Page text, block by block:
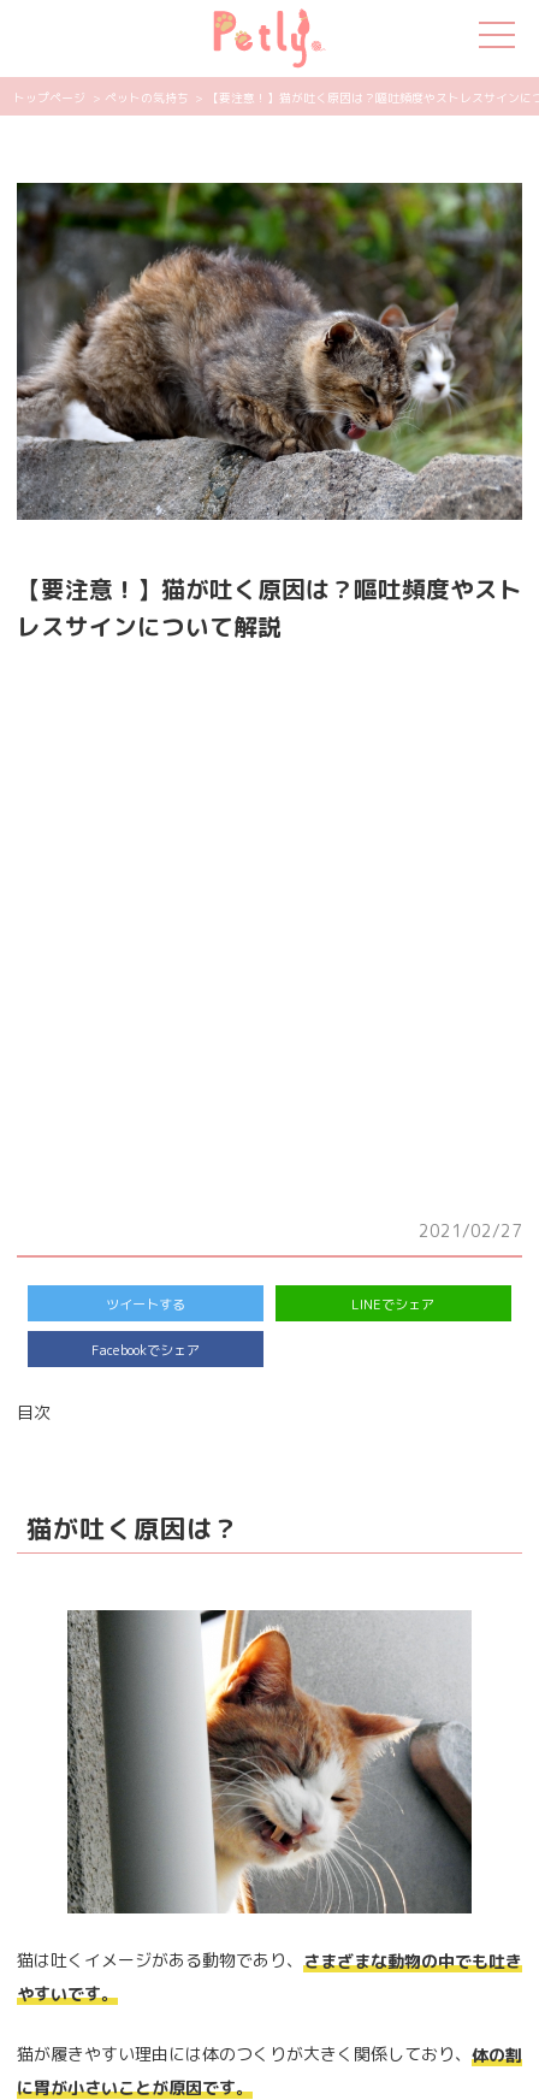
猫の特集
ペット用品
飼い主さんの悩み
ペットの気持ち
知って得する
エンタメ
トップページ > ペットの気持ち > 【要注意！】猫が吐く原因は？嘔吐頻度やストレスサインに
【要注意！】猫が吐く原因は？嘔吐頻度やスト
レスサインについて解説
2021/02/27
ツイートする LINEでシェア
Facebookでシェア
目次
猫が吐く原因は？
猫は吐くイメージがある動物であり、 さまざまな動物の中でも吐き
やすいです。
猫が履きやすい理由には体のつくりが大きく関係しており、 体の割
に胃が小さいことが原因です。